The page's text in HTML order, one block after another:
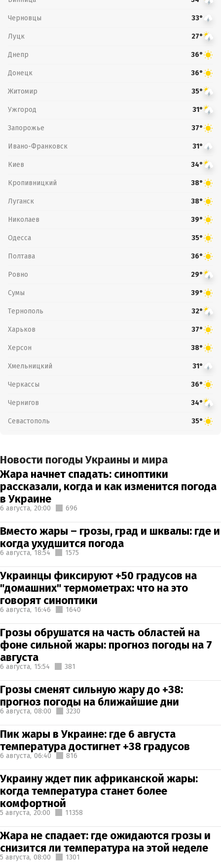
Черновцы 33°
Луцк 27°
Днепр 36°
Донецк 36°
Житомир 35°
Ужгород 31°
Запорожье 37°
Ивано-Франковск 31°
Киев 34°
Кропивницкий 38°
Луганск 38°
Николаев 39°
Одесса 35°
Полтава 36°
Ровно 29°
Сумы 39°
Тернополь 32°
Харьков 37°
Херсон 38°
Хмельницкий 31°
Черкассы 36°
Чернигов 34°
Севастополь 35°
Новости погоды Украины и мира
Жара начнет спадать: синоптики
рассказали, когда и как изменится погода
в Украине
6 августа, 20:00 696
Вместо жары – грозы, град и шквалы: где и
когда ухудшится погода
6 августа, 18:54 1575
Украинцы фиксируют +50 градусов на
"домашних" термометрах: что на это
говорят синоптики
6 августа, 16:46 1640
Грозы обрушатся на часть областей на
фоне сильной жары: прогноз погоды на 7
августа
6 августа, 15:54 381
Грозы сменят сильную жару до +38:
прогноз погоды на ближайшие дни
6 августа, 08:00 3230
Пик жары в Украине: где 6 августа
температура достигнет +38 градусов
6 августа, 06:40 816
Украину ждет пик африканской жары:
когда температура станет более
комфортной
5 августа, 20:00 11358
Жара не спадает: где ожидаются грозы и
снизится ли температура на этой неделе
5 августа, 08:00 1301